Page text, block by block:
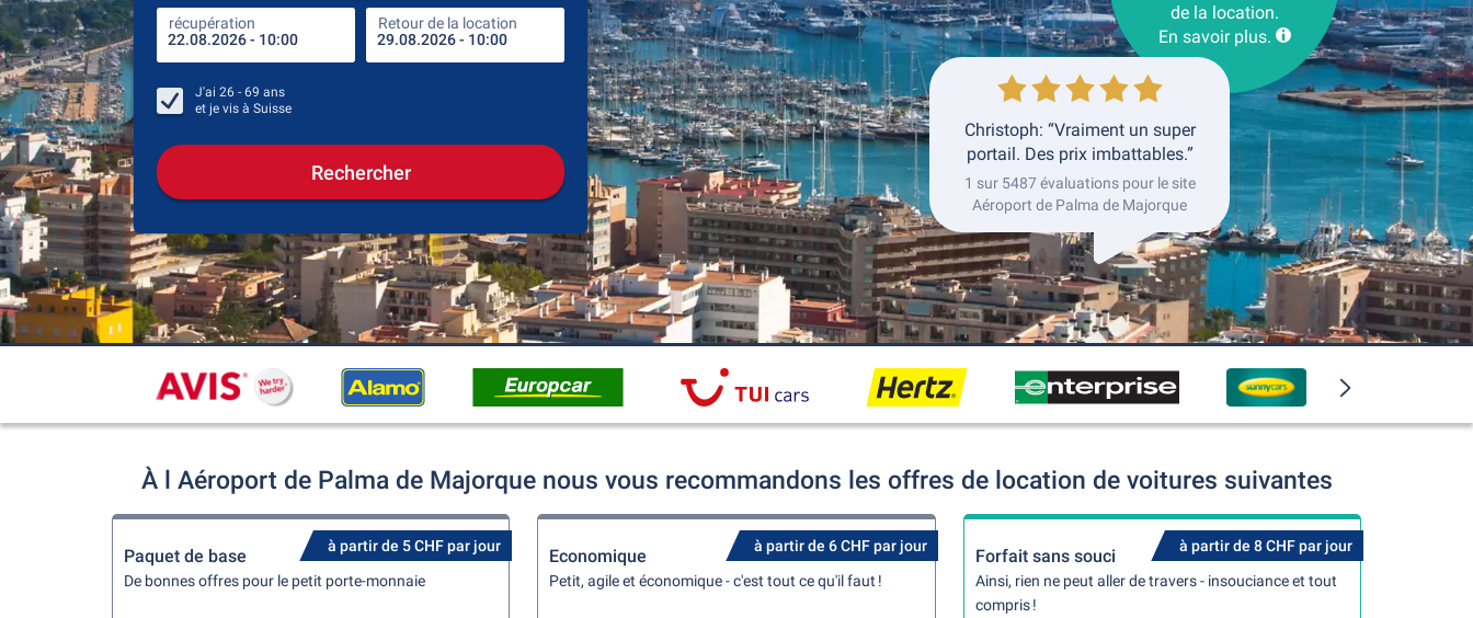
récupération Retour de la location endroit de retour
récupération Retour de la location
J'ai 26 - 69 ans
et je vis à Suisse
Rechercher
de la location.
En savoir plus.
Christoph: “Vraiment un super
portail. Des prix imbattables.”
1 sur 5487 évaluations pour le site
Aéroport de Palma de Majorque
À l Aéroport de Palma de Majorque nous vous recommandons les offres de location de voitures suivantes
à partir de 5 CHF par jour
Paquet de base
De bonnes offres pour le petit porte-monnaie
à partir de 6 CHF par jour
Economique
Petit, agile et économique - c'est tout ce qu'il faut !
à partir de 8 CHF par jour
Forfait sans souci
Ainsi, rien ne peut aller de travers - insouciance et tout
compris !